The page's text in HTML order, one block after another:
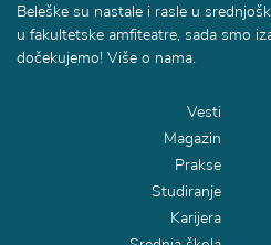
Beleške su nastale i rasle u
u fakultetske amfiteatre, sada smo
dočekujemo! Više o nama.
Vesti
Magazin
Prakse
Studiranje
Karijera